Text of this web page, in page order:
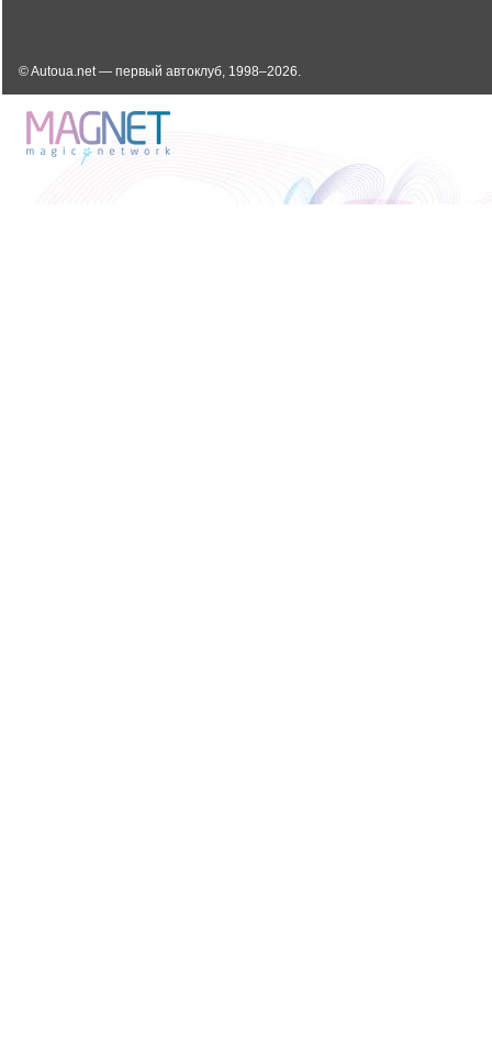
© Autoua.net — первый автоклуб, 1998–2026.